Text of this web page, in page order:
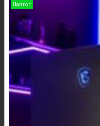
Лаптоп